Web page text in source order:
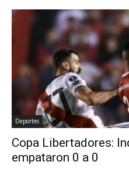
Deportes
Copa Libertadores:
empataron 0 a 0